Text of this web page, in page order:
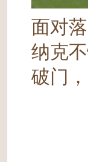
面对
纳克
破门